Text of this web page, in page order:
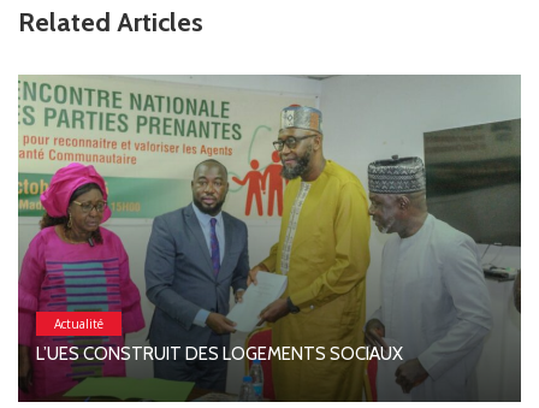
Related Articles
Actualité
L’UES CONSTRUIT DES LOGEMENTS SOCIAUX